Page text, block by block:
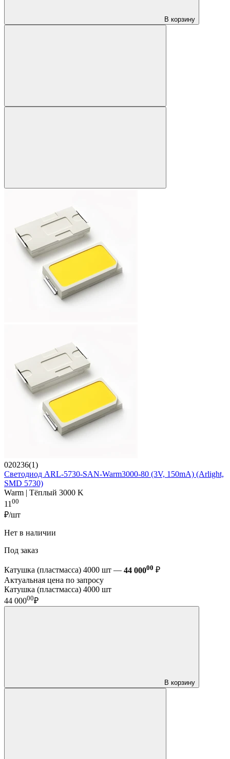
В корзину
020236(1)
Светодиод ARL-5730-SAN-Warm3000-80 (3V, 150mA) (Arlight,
SMD 5730)
Warm | Тёплый 3000 K
1100
₽/шт
Нет в наличии
Под заказ
Катушка (пластмасса) 4000 шт — 44 00000 ₽
Актуальная цена по запросу
Катушка (пластмасса) 4000 шт
44 00000₽
В корзину